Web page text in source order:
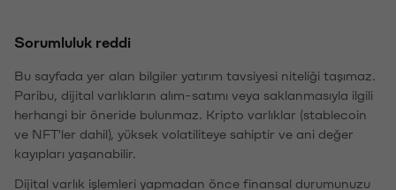
Sorumluluk reddi
Bu sayfada yer alan bilgiler yatırım tavsiyesi niteliği taşımaz.
Paribu, dijital varlıkların alım-satımı veya saklanmasıyla ilgili
herhangi bir öneride bulunmaz. Kripto varlıklar (stablecoin
ve NFT'ler dahil), yüksek volatiliteye sahiptir ve ani değer
kayıpları yaşanabilir.
Dijital varlık işlemleri yapmadan önce finansal durumunuzu